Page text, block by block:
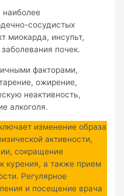
наиболее
сосудистых
миокарда, инсульт,
почек.
факторами,
ожирение,
неактивность,
алкоголя.
изменение образа
активности,
сокращение
курения, а также прием
Регулярное
и посещение врача